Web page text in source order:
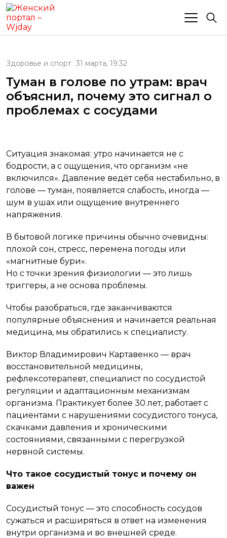
Здоровье и спорт 31 марта, 19:32
Туман в голове по утрам: врач
объяснил, почему это сигнал о
проблемах с сосудами
Ситуация знакомая: утро начинается не с
бодрости, а с ощущения, что организм «не
включился». Давление ведёт себя нестабильно, в
голове — туман, появляется слабость, иногда —
шум в ушах или ощущение внутреннего
напряжения.
В бытовой логике причины обычно очевидны:
плохой сон, стресс, перемена погоды или
«магнитные бури».
Но с точки зрения физиологии — это лишь
триггеры, а не основа проблемы.
Чтобы разобраться, где заканчиваются
популярные объяснения и начинается реальная
медицина, мы обратились к специалисту.
Виктор Владимирович Картавенко — врач
восстановительной медицины,
рефлексотерапевт, специалист по сосудистой
регуляции и адаптационным механизмам
организма. Практикует более 30 лет, работает с
пациентами с нарушениями сосудистого тонуса,
скачками давления и хроническими
состояниями, связанными с перегрузкой
нервной системы.
Что такое сосудистый тонус и почему он
важен
Сосудистый тонус — это способность сосудов
сужаться и расширяться в ответ на изменения
внутри организма и во внешней среде.